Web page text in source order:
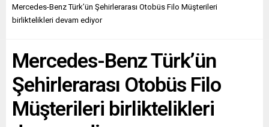
Mercedes-Benz Türk’ün Şehirlerarası Otobüs Filo Müşterileri
birliktelikleri devam ediyor
Mercedes-Benz Türk’ün
Şehirlerarası Otobüs Filo
Müşterileri birliktelikleri